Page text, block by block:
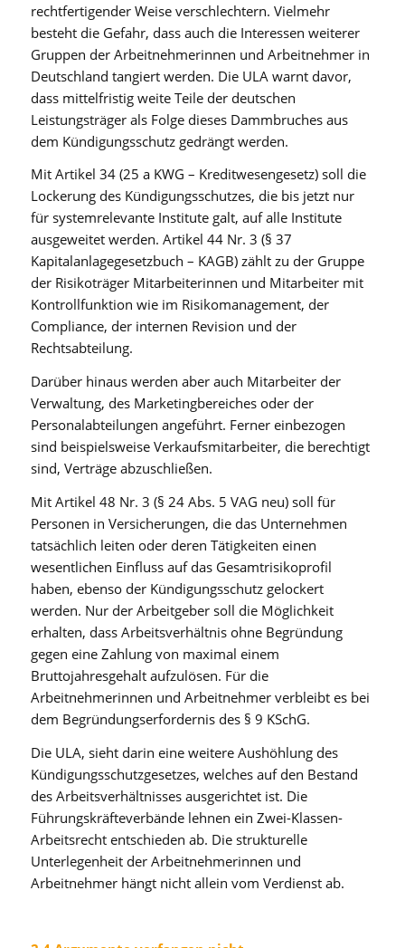
rechtfertigender Weise verschlechtern. Vielmehr
besteht die Gefahr, dass auch die Interessen weiterer
Gruppen der Arbeitnehmerinnen und Arbeitnehmer in
Deutschland tangiert werden. Die ULA warnt davor,
dass mittelfristig weite Teile der deutschen
Leistungsträger als Folge dieses Dammbruches aus
dem Kündigungsschutz gedrängt werden.
Mit Artikel 34 (25 a KWG – Kreditwesengesetz) soll die
Lockerung des Kündigungsschutzes, die bis jetzt nur
für systemrelevante Institute galt, auf alle Institute
ausgeweitet werden. Artikel 44 Nr. 3 (§ 37
Kapitalanlagegesetzbuch – KAGB) zählt zu der Gruppe
der Risikoträger Mitarbeiterinnen und Mitarbeiter mit
Kontrollfunktion wie im Risikomanagement, der
Compliance, der internen Revision und der
Rechtsabteilung.
Darüber hinaus werden aber auch Mitarbeiter der
Verwaltung, des Marketingbereiches oder der
Personalabteilungen angeführt. Ferner einbezogen
sind beispielsweise Verkaufsmitarbeiter, die berechtigt
sind, Verträge abzuschließen.
Mit Artikel 48 Nr. 3 (§ 24 Abs. 5 VAG neu) soll für
Personen in Versicherungen, die das Unternehmen
tatsächlich leiten oder deren Tätigkeiten einen
wesentlichen Einfluss auf das Gesamtrisikoprofil
haben, ebenso der Kündigungsschutz gelockert
werden. Nur der Arbeitgeber soll die Möglichkeit
erhalten, dass Arbeitsverhältnis ohne Begründung
gegen eine Zahlung von maximal einem
Bruttojahresgehalt aufzulösen. Für die
Arbeitnehmerinnen und Arbeitnehmer verbleibt es bei
dem Begründungserfordernis des § 9 KSchG.
Die ULA, sieht darin eine weitere Aushöhlung des
Kündigungsschutzgesetzes, welches auf den Bestand
des Arbeitsverhältnisses ausgerichtet ist. Die
Führungskräfteverbände lehnen ein Zwei-Klassen-
Arbeitsrecht entschieden ab. Die strukturelle
Unterlegenheit der Arbeitnehmerinnen und
Arbeitnehmer hängt nicht allein vom Verdienst ab.